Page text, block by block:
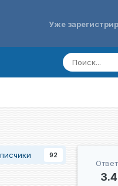
Уже
92